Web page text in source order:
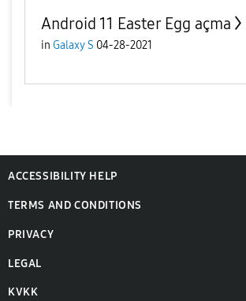
Android 11 Easter Egg açma
in Galaxy S 04-28-2021
ACCESSIBILITY HELP
TERMS AND CONDITIONS
PRIVACY
LEGAL
KVKK